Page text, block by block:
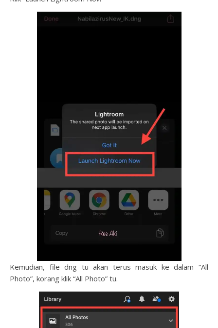
Kemudian, file dng tu akan terus masuk ke dalam “All
Photo”, korang klik “All Photo” tu.